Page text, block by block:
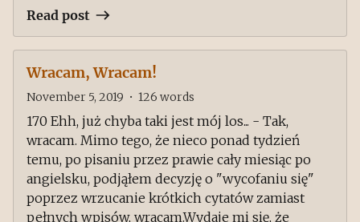
Read post
Wracam, Wracam!
November 5, 2019 • 126 words
170 Ehh, już chyba taki jest mój los... - Tak,
wracam. Mimo tego, że nieco ponad tydzień
temu, po pisaniu przez prawie cały miesiąc po
angielsku, podjąłem decyzję o "wycofaniu się"
poprzez wrzucanie krótkich cytatów zamiast
pełnych wpisów, wracam.Wydaje mi się, że